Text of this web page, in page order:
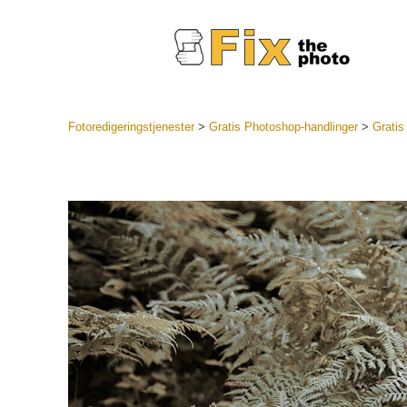
LR
bedste
Mobile
Fotoredigeringstjenester> Gratis Photoshop-handlinger> Gratis